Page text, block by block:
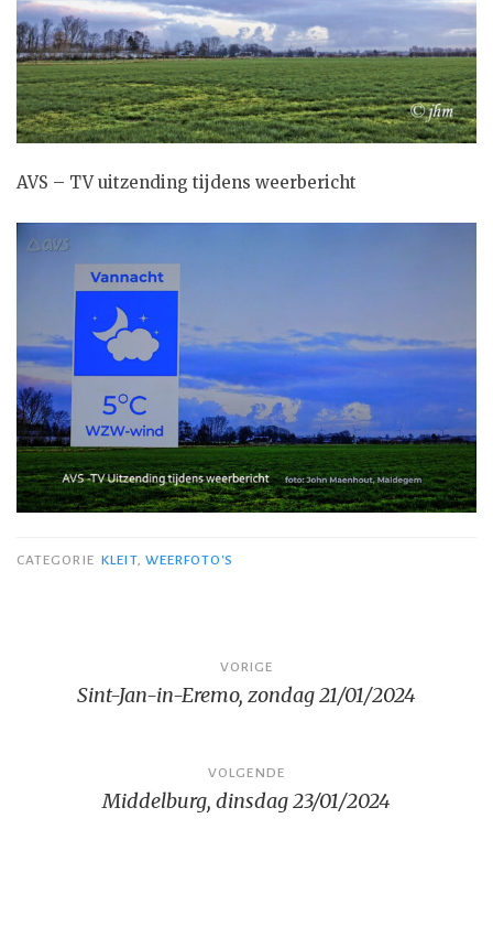
AVS – TV uitzending tijdens weerbericht
CATEGORIE KLEIT, WEERFOTO'S
navigatie
VORIGE
Sint-Jan-in-Eremo, zondag 21/01/2024
VOLGENDE
Middelburg, dinsdag 23/01/2024